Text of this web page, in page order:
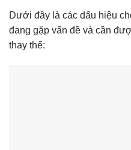
Dưới đây là các dấu hiệu
đang gặp vấn đề và cần
thay thế: